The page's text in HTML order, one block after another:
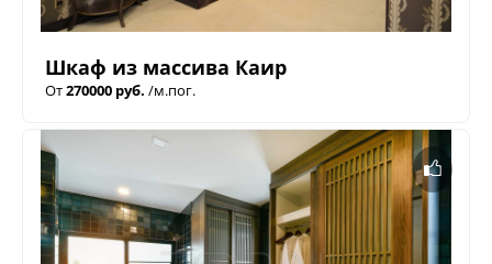
Шкаф из массива Каир
От270000 руб. /м.пог.